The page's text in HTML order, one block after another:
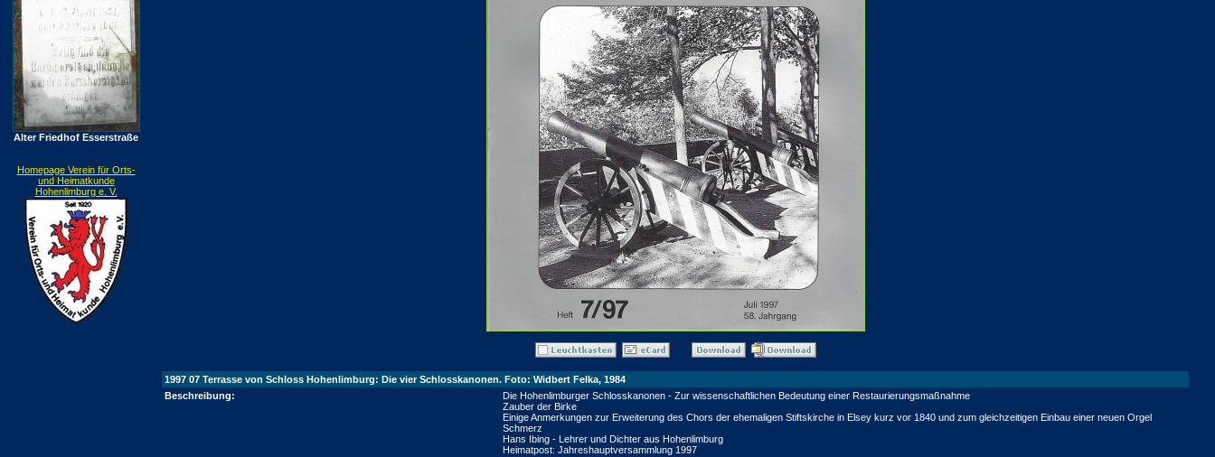
Alter Friedhof Esserstraße
Homepage Verein für Orts-
und Heimatkunde
Hohenlimburg e. V.
1997 07 Terrasse von Schloss Hohenlimburg: Die vier Schlosskanonen. Foto: Widbert Felka, 1984
Beschreibung:
Die Hohenlimburger Schlosskanonen - Zur wissenschaftlichen Bedeutung einer Restaurierungsmaßnahme
Zauber der Birke
Einige Anmerkungen zur Erweiterung des Chors der ehemaligen Stiftskirche in Elsey kurz vor 1840 und zum gleichzeitigen Einbau einer neuen Orgel
Schmerz
Hans Ibing - Lehrer und Dichter aus Hohenlimburg
Heimatpost: Jahreshauptversammlung 1997